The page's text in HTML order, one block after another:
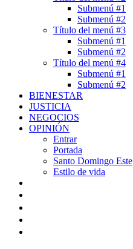
Submenú #1
Submenú #2
Título del menú #3
Submenú #1
Submenú #2
Título del menú #4
Submenú #1
Submenú #2
BIENESTAR
JUSTICIA
NEGOCIOS
OPINIÓN
Entrar
Portada
Santo Domingo Este
Estilo de vida